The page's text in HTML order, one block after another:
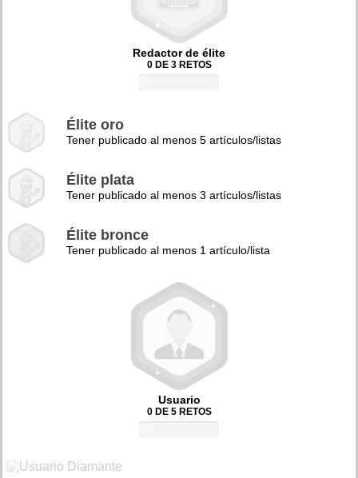
Redactor de élite
0 DE 3 RETOS
Élite oro
Tener publicado al menos 5 artículos/listas
Élite plata
Tener publicado al menos 3 artículos/listas
Élite bronce
Tener publicado al menos 1 artículo/lista
Usuario
0 DE 5 RETOS